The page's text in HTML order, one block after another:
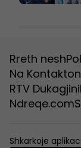
Rreth nesh
Na
RTV Dukagjini
Ndreqe.com
Shkarkoje